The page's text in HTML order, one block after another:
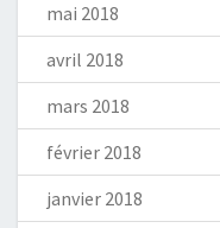
mai 2018
avril 2018
mars 2018
février 2018
janvier 2018